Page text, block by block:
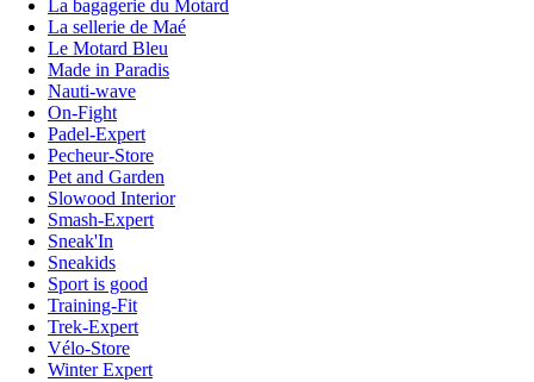
La bagagerie du Motard
La sellerie de Maé
Le Motard Bleu
Made in Paradis
Nauti-wave
On-Fight
Padel-Expert
Pecheur-Store
Pet and Garden
Slowood Interior
Smash-Expert
Sneak'In
Sneakids
Sport is good
Training-Fit
Trek-Expert
Vélo-Store
Winter Expert